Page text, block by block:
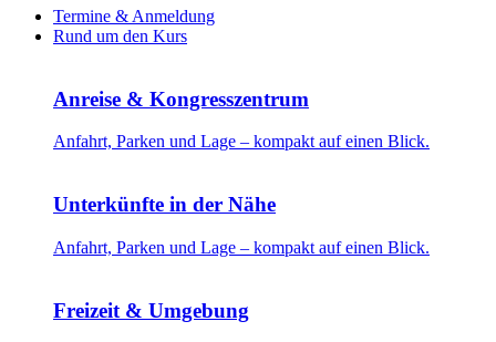
Termine & Anmeldung
Rund um den Kurs
Anreise & Kongresszentrum
Anfahrt, Parken und Lage – kompakt auf einen Blick.
Unterkünfte in der Nähe
Anfahrt, Parken und Lage – kompakt auf einen Blick.
Freizeit & Umgebung